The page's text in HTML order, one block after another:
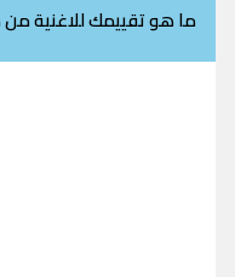
ما هو تقييمك للاغنية